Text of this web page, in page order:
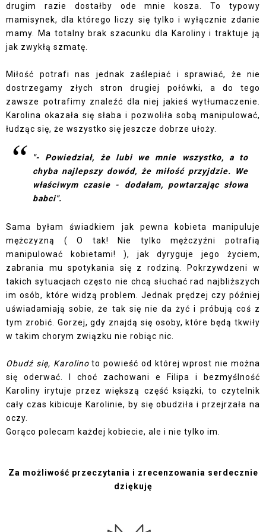
drugim razie dostałby ode mnie kosza. To typowy
mamisynek, dla którego liczy się tylko i wyłącznie zdanie
mamy. Ma totalny brak szacunku dla Karoliny i traktuje ją
jak zwykłą szmatę.
Miłość potrafi nas jednak zaślepiać i sprawiać, że nie
dostrzegamy złych stron drugiej połówki, a do tego
zawsze potrafimy znaleźć dla niej jakieś wytłumaczenie.
Karolina okazała się słaba i pozwoliła sobą manipulować,
łudząc się, że wszystko się jeszcze dobrze ułoży.
"- Powiedział, że lubi we mnie wszystko, a to
chyba najlepszy dowód, że miłość przyjdzie. We
właściwym czasie - dodałam, powtarzając słowa
babci".
Sama byłam świadkiem jak pewna kobieta manipuluje
mężczyzną ( O tak! Nie tylko mężczyźni potrafią
manipulować kobietami! ), jak dyryguje jego życiem,
zabrania mu spotykania się z rodziną. Pokrzywdzeni w
takich sytuacjach często nie chcą słuchać rad najbliższych
im osób, które widzą problem. Jednak prędzej czy później
uświadamiają sobie, że tak się nie da żyć i próbują coś z
tym zrobić. Gorzej, gdy znajdą się osoby, które będą tkwiły
w takim chorym związku nie robiąc nic.
Obudź się, Karolinoto powieść od której wprost nie można
się oderwać. I choć zachowani e Filipa i bezmyślność
Karoliny irytuje przez większą część książki, to czytelnik
cały czas kibicuje Karolinie, by się obudziła i przejrzała na
oczy.
Gorąco polecam każdej kobiecie, ale i nie tylko im.
Za możliwość przeczytania i zrecenzowania serdecznie
dziękuję